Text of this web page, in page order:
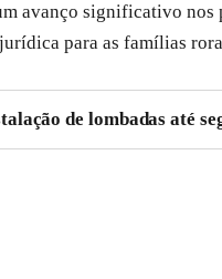
avanço significativo nos
para as famílias
de lombadas até